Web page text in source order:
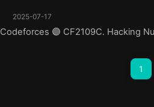
2025-07-17
Codeforces 🟣 CF2109C. Hacking
1